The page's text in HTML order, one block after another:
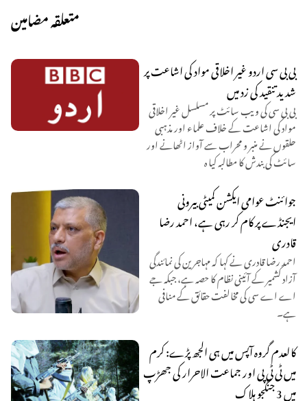
متعلقہ مضامین
بی بی سی اردو غیر اخلاقی مواد کی اشاعت پر
شدید تنقید کی زد میں
بی بی سی کی ویب سائٹ پر مسلسل غیر اخلاقی
مواد کی اشاعت کے خلاف علماء اور مذہبی
حلقوں نے منبر و محراب سے آواز اٹھانے اور
سائٹ کی بندش کا مطالبہ کیا ہ
جوائنٹ عوامی ایکشن کمیٹی بیرونی
ایجنڈے پر کام کر رہی ہے، احمد رضا
قادری
احمد رضا قادری نے کہا کہ مہاجرین کی نمائندگی
آزاد کشمیر کے آئینی نظام کا حصہ ہے، جبکہ جے
اے اے سی کی مخالفت حقائق کے منافی
ہے۔
کالعدم گروہ آپس میں ہی الجھ پڑے: کرم
میں ٹی ٹی پی اور جماعت الاحرار کی جھڑپ
میں 3 جنگجو ہلاک